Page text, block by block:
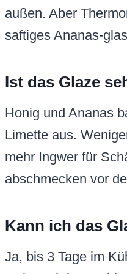
außen. Aber
saftiges Ananas-
Ist das Glaze
Honig und Ananas
Limette aus.
mehr Ingwer für
abschmecken vor
Kann ich das
Ja, bis 3 Tage im